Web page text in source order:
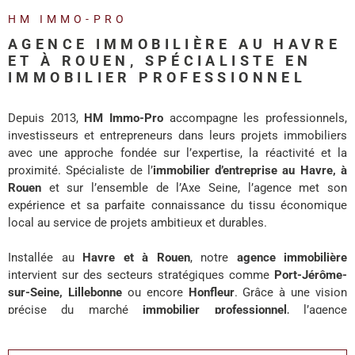
BLOG
HM IMMO-PRO
AGENCE IMMOBILIÈRE AU HAVRE
ET À ROUEN, SPÉCIALISTE EN
IMMOBILIER PROFESSIONNEL
Depuis 2013, HM Immo-Pro accompagne les professionnels,
investisseurs et entrepreneurs dans leurs projets immobiliers
avec une approche fondée sur l’expertise, la réactivité et la
proximité. Spécialiste de l’immobilier d’entreprise au Havre, à
Rouen et sur l’ensemble de l’Axe Seine, l’agence met son
expérience et sa parfaite connaissance du tissu économique
local au service de projets ambitieux et durables.
Installée au Havre et à Rouen, notre agence immobilière
intervient sur des secteurs stratégiques comme Port-Jérôme-
sur-Seine, Lillebonneou encore Honfleur. Grâce à une vision
précise du marché immobilier professionnel , l’agence